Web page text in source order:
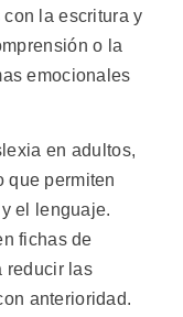
la escritura y
o la
emocionales
en adultos,
que permiten
el lenguaje.
fichas de
reducir las
anterioridad.